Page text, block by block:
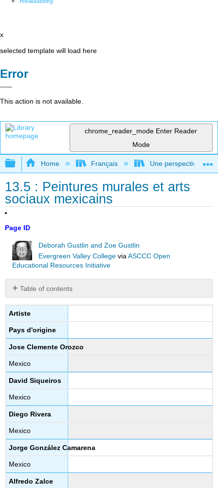
x
selected template will load here
Error
This action is not available.
chrome_reader_mode Enter Reader
Mode
Expand/collapse global hierarchy
Home Français Une perspective
13.5 : Peintures murales et arts
sociaux mexicains
Page ID
Deborah Gustlin and Zoe Gustlin
Evergreen Valley College viaASCCC Open
Educational Resources Initiative
Table of contents
Tres
Artiste
Pays d'origine
Jose Clemente Orozco
Mexico
David Siqueiros
Mexico
Diego Rivera
Mexico
Jorge González Camarena
Mexico
Alfredo Zalce